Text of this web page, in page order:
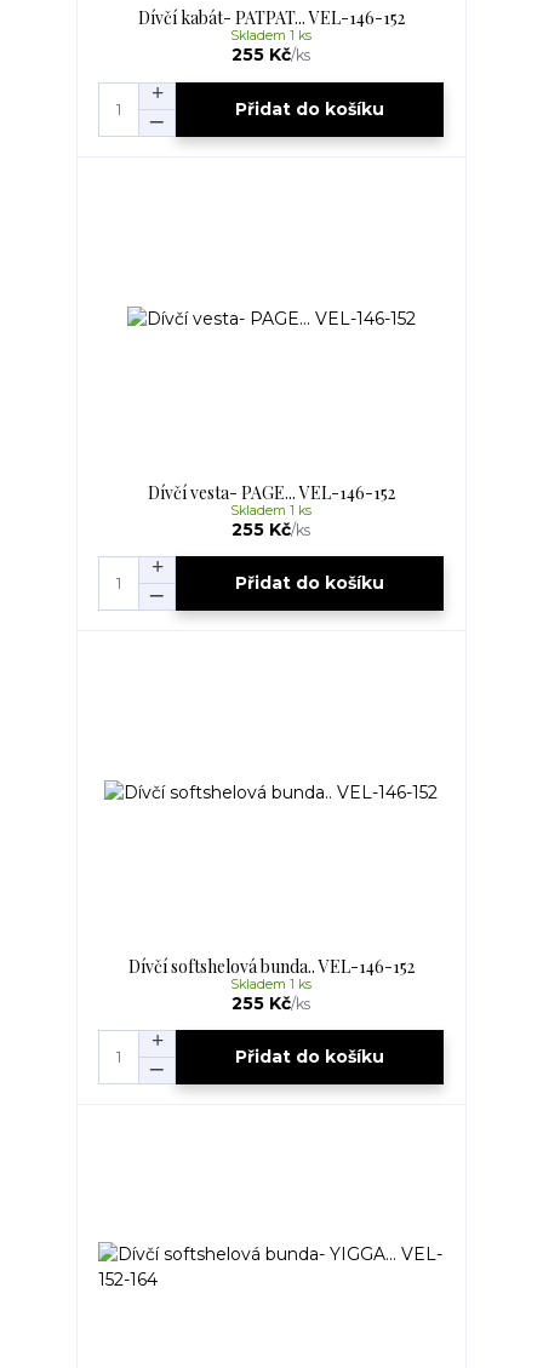
Dívčí kabát- PATPAT... VEL-146-152
255 Kč/ks
Skladem 1 ks
Přidat do košíku
Dívčí vesta- PAGE... VEL-146-152
255 Kč/ks
Skladem 1 ks
Přidat do košíku
Dívčí softshelová bunda.. VEL-146-152
255 Kč/ks
Skladem 1 ks
Přidat do košíku